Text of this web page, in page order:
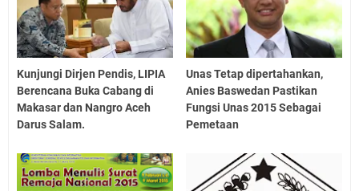
Kunjungi Dirjen Pendis, LIPIA
Berencana Buka Cabang di
Makasar dan Nangro Aceh
Darus Salam.
Unas Tetap dipertahankan,
Anies Baswedan Pastikan
Fungsi Unas 2015 Sebagai
Pemetaan